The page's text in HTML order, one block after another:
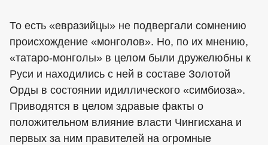
То есть «евразийцы» не подвергали сомнению
происхождение «монголов». Но, по их мнению,
«татаро-монголы» в целом были дружелюбны к
Руси и находились с ней в составе Золотой
Орды в состоянии идиллического «симбиоза».
Приводятся в целом здравые факты о
положительном влияние власти Чингисхана и
первых за ним правителей на огромные